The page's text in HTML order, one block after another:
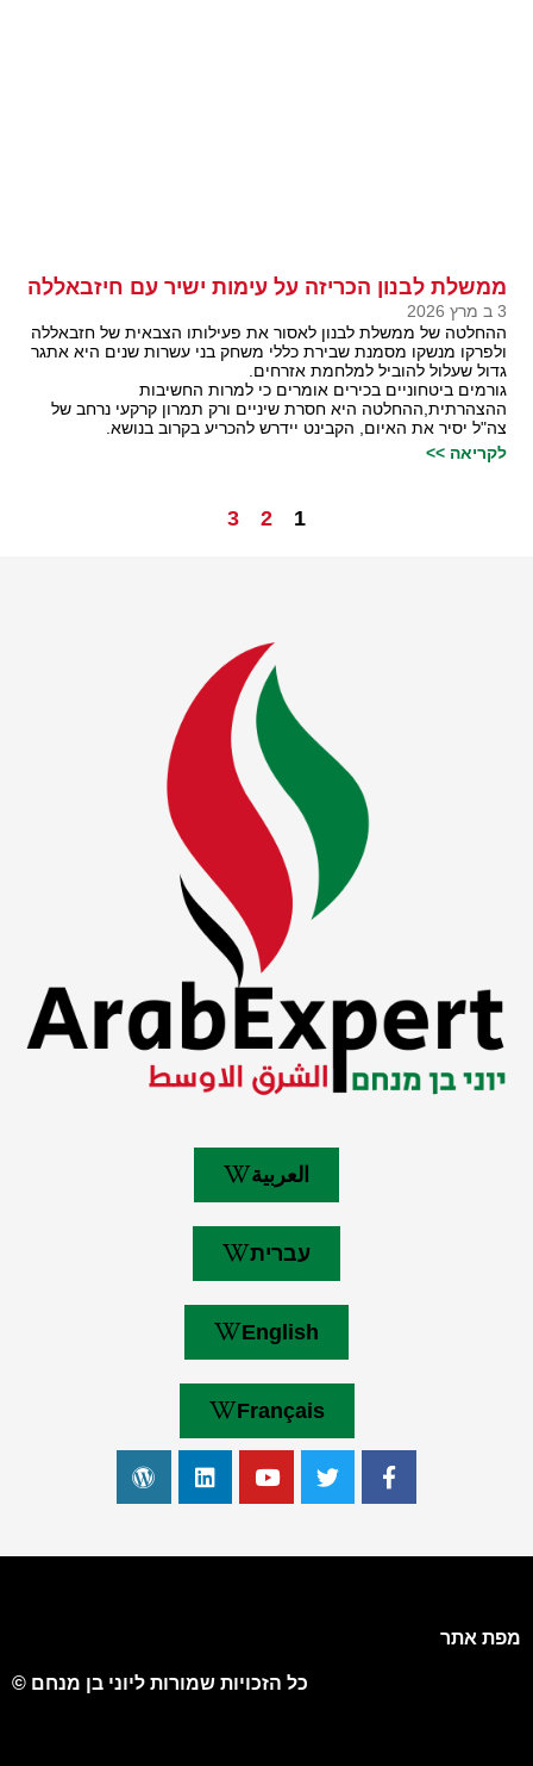
ממשלת לבנון הכריזה על עימות ישיר עם חיזבאללה
3 ב מרץ 2026
ההחלטה של ממשלת לבנון לאסור את פעילותו הצבאית של חזבאללה
ולפרקו מנשקו מסמנת שבירת כללי משחק בני עשרות שנים היא אתגר
גדול שעלול להוביל למלחמת אזרחים.
גורמים ביטחוניים בכירים אומרים כי למרות החשיבות
ההצהרתית,ההחלטה היא חסרת שיניים ורק תמרון קרקעי נרחב של
צה"ל יסיר את האיום, הקבינט יידרש להכריע בקרוב בנושא.
לקריאה >>
1
2
3
العربية
עברית
English
Français
מפת אתר
כל הזכויות שמורות ליוני בן מנחם ©